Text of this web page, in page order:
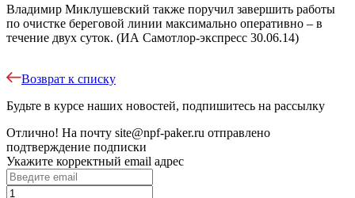
Владимир Миклушевский также поручил завершить работы
по очистке береговой линии максимально оперативно – в
течение двух суток. (ИА Самотлор-экспресс 30.06.14)
Возврат к списку
Будьте в курсе наших новостей, подпишитесь на рассылку
Отлично! На почту site@npf-paker.ru отправлено
подтверждение подписки
Укажите корректный email адрес